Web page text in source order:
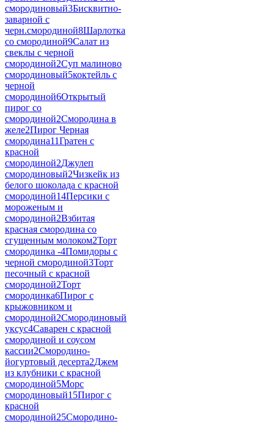
смородиновый3Бисквитно-
заварной с
черн.смородиной8Шарлотка
со смородиной9Салат из
свеклы с черной
смородиной2Суп малиново
смородиновый5коктейль с
черной
смородиной6Открытый
пирог со
смородиной2Смородина в
желе2Пирог Черная
смородина11Гратен с
красной
смородиной2Джулеп
смородиновый2Чизкейк из
белого шоколада с красной
смородиной14Персики с
мороженым и
смородиной2Взбитая
красная смородина со
сгущенным молоком2Торт
смородинка -4Помидоры с
черной смородиной3Торт
песочный с красной
смородиной2Торт
смородинка6Пирог с
крыжовником и
смородиной2Смородиновый
уксус4Саварен с красной
смородиной и соусом
кассии2Смородино-
йогуртовый десертa2Джем
из клубники с красной
смородиной5Морс
смородиновый15Пирог с
красной
смородиной25Смородино-